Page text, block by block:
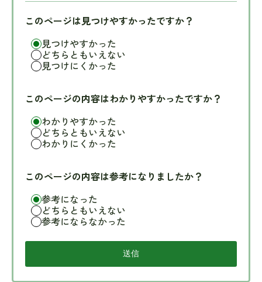
このページは見つけやすかったですか？
見つけやすかった
どちらともいえない
見つけにくかった
このページの内容はわかりやすかったですか？
わかりやすかった
どちらともいえない
わかりにくかった
このページの内容は参考になりましたか？
参考になった
どちらともいえない
参考にならなかった